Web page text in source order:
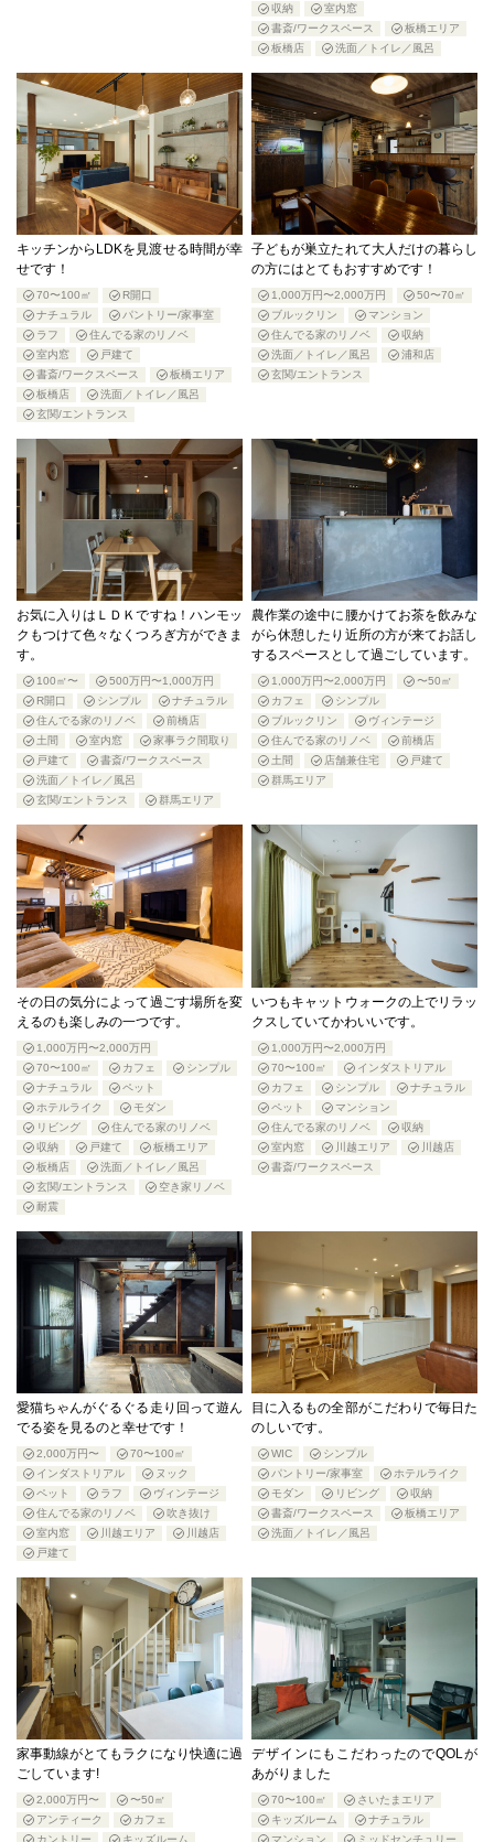
収納
室内窓
書斎/ワークスペース
板橋エリア
板橋店
洗面／トイレ／風呂
キッチンからLDKを見渡せる時間が幸
せです！
70〜100㎡
R開口
ナチュラル
パントリー/家事室
ラフ
住んでる家のリノベ
室内窓
戸建て
書斎/ワークスペース
板橋エリア
板橋店
洗面／トイレ／風呂
玄関/エントランス
子どもが巣立たれて大人だけの暮らし
の方にはとてもおすすめです！
1,000万円〜2,000万円
50〜70㎡
ブルックリン
マンション
住んでる家のリノベ
収納
洗面／トイレ／風呂
浦和店
玄関/エントランス
お気に入りはＬＤＫですね！ハンモッ
クもつけて色々なくつろぎ方ができま
す。
100㎡〜
500万円〜1,000万円
R開口
シンプル
ナチュラル
住んでる家のリノベ
前橋店
土間
室内窓
家事ラク間取り
戸建て
書斎/ワークスペース
洗面／トイレ／風呂
玄関/エントランス
群馬エリア
農作業の途中に腰かけてお茶を飲みな
がら休憩したり近所の方が来てお話し
するスペースとして過ごしています。
1,000万円〜2,000万円
〜50㎡
カフェ
シンプル
ブルックリン
ヴィンテージ
住んでる家のリノベ
前橋店
土間
店舗兼住宅
戸建て
群馬エリア
その日の気分によって過ごす場所を変
えるのも楽しみの一つです。
1,000万円〜2,000万円
70〜100㎡
カフェ
シンプル
ナチュラル
ペット
ホテルライク
モダン
リビング
住んでる家のリノベ
収納
戸建て
板橋エリア
板橋店
洗面／トイレ／風呂
玄関/エントランス
空き家リノベ
耐震
いつもキャットウォークの上でリラッ
クスしていてかわいいです。
1,000万円〜2,000万円
70〜100㎡
インダストリアル
カフェ
シンプル
ナチュラル
ペット
マンション
住んでる家のリノベ
収納
室内窓
川越エリア
川越店
書斎/ワークスペース
愛猫ちゃんがぐるぐる走り回って遊ん
でる姿を見るのと幸せです！
2,000万円〜
70〜100㎡
インダストリアル
ヌック
ペット
ラフ
ヴィンテージ
住んでる家のリノベ
吹き抜け
室内窓
川越エリア
川越店
戸建て
目に入るもの全部がこだわりで毎日た
のしいです。
WIC
シンプル
パントリー/家事室
ホテルライク
モダン
リビング
収納
書斎/ワークスペース
板橋エリア
洗面／トイレ／風呂
家事動線がとてもラクになり快適に過
ごしています!
2,000万円〜
〜50㎡
アンティーク
カフェ
カントリー
キッズルーム
デザインにもこだわったのでQOLが
あがりました
70〜100㎡
さいたまエリア
キッズルーム
ナチュラル
マンション
ミッドセンチュリー